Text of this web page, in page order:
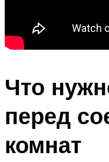
Что
перед
комнат